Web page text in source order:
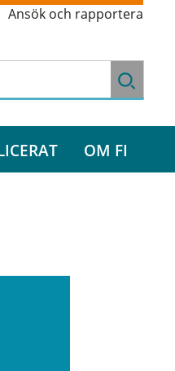
Ansök och rapportera
OM FI